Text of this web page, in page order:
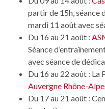
partir de 15h, séance
mardi 11 août avec
Du 16 au 21 août :
Séance
avec séance de
Du 16 au 22 août : La
Auvergne Rhône-
Du 17 au 21 août :